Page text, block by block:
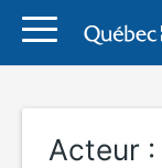
Acteur :